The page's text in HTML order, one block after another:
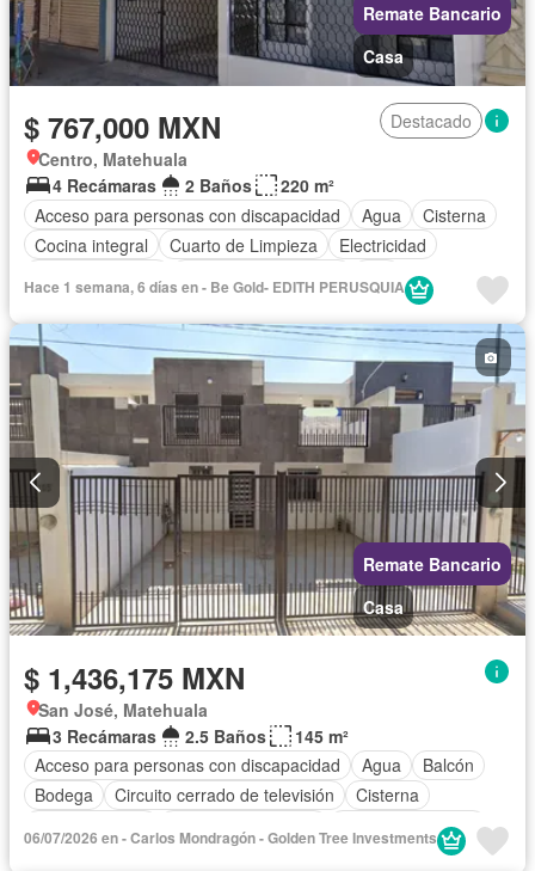
Remate Bancario
Casa
$ 767,000 MXN
Destacado
Centro, Matehuala
4 Recámaras
2 Baños
220 m²
Acceso para personas con discapacidad
Agua
Cisterna
Cocina integral
Cuarto de Limpieza
Electricidad
Hace 1 semana, 6 días en - Be Gold- EDITH PERUSQUIA
Remate Bancario
Casa
$ 1,436,175 MXN
San José, Matehuala
3 Recámaras
2.5 Baños
145 m²
Acceso para personas con discapacidad
Agua
Balcón
Bodega
Circuito cerrado de televisión
Cisterna
Cuarto de servicio
Internet
06/07/2026 en - Carlos Mondragón - Golden Tree Investments